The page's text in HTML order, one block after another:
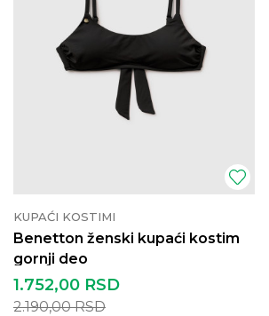
KUPAĆI KOSTIMI
Benetton ženski kupaći kostim
gornji deo
1.752,00 RSD
2.190,00RSD